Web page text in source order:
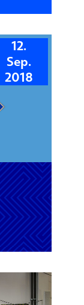
12.
Sep.
2018